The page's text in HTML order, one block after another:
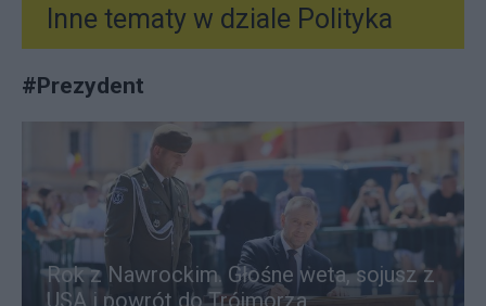
Inne tematy w dziale Polityka
#Prezydent
Rok z Nawrockim. Głośne weta, sojusz z
USA i powrót do Trójmorza